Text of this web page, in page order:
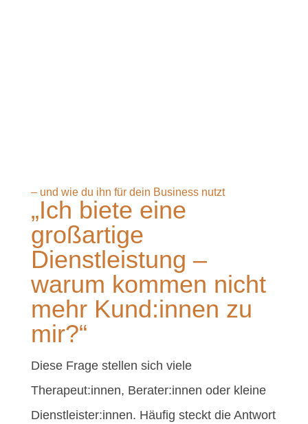
– und wie du ihn für dein Business nutzt
„Ich biete eine
großartige
Dienstleistung –
warum kommen nicht
mehr Kund:innen zu
mir?“
Diese Frage stellen sich viele
Therapeut:innen, Berater:innen oder kleine
Dienstleister:innen. Häufig steckt die Antwort